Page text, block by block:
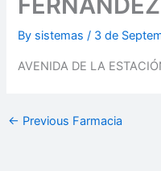
By sistemas/ 3 de
AVENIDA DE LA
← Previous Farmacia